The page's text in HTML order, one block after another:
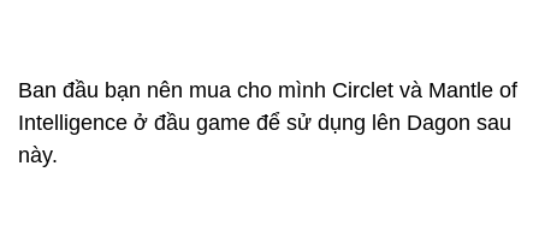
Ban đầu bạn nên mua cho mình Circlet và Mantle of
Intelligence ở đầu game để sử dụng lên Dagon sau
này.